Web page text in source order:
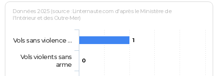
Données 2025 (source : Linternaute.com d'après le Ministère de
l'Intérieur et des Outre-Mer)
1
0
Vols sans violence …
Vols violents sans
arme